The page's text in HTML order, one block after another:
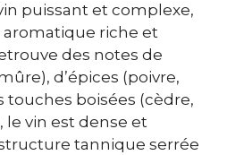
puissant et complexe,
riche et
des notes de
d’épices (poivre,
touches boisées (cèdre,
le vin est dense et
tannique serrée